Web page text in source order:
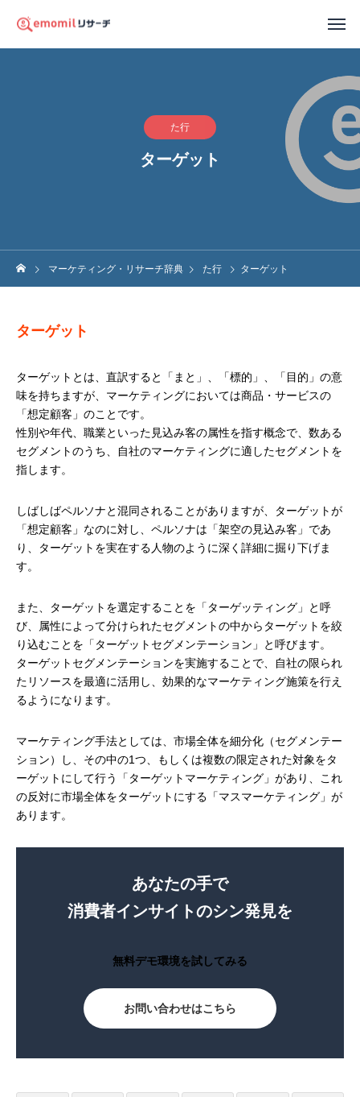
た行
ターゲット
マーケティング・リサーチ辞典 た行 ターゲット
ターゲット
ターゲットとは、直訳すると「まと」、「標的」、「目的」の意
味を持ちますが、マーケティングにおいては商品・サービスの
「想定顧客」のことです。
性別や年代、職業といった見込み客の属性を指す概念で、数ある
セグメントのうち、自社のマーケティングに適したセグメントを
指します。
しばしばペルソナと混同されることがありますが、ターゲットが
「想定顧客」なのに対し、ペルソナは「架空の見込み客」であ
り、ターゲットを実在する人物のように深く詳細に掘り下げま
す。
また、ターゲットを選定することを「ターゲッティング」と呼
び、属性によって分けられたセグメントの中からターゲットを絞
り込むことを「ターゲットセグメンテーション」と呼びます。
ターゲットセグメンテーションを実施することで、自社の限られ
たリソースを最適に活用し、効果的なマーケティング施策を行え
るようになります。
マーケティング手法としては、市場全体を細分化（セグメンテー
ション）し、その中の1つ、もしくは複数の限定された対象をタ
ーゲットにして行う「ターゲットマーケティング」があり、これ
の反対に市場全体をターゲットにする「マスマーケティング」が
あります。
あなたの手で
消費者インサイトのシン発見を
無料デモ環境を試してみる
お問い合わせはこちら